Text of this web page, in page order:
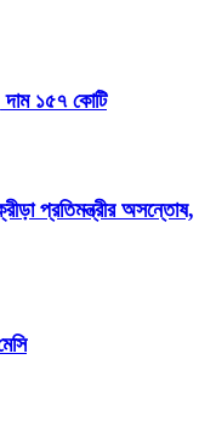
দাম ১৫৭ কোটি
প্রতিমন্ত্রীর অসন্তোষ,